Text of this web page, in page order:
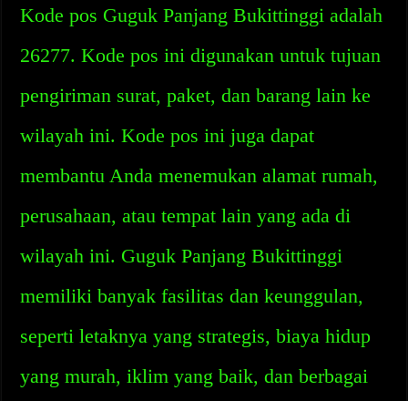
Kode pos Guguk Panjang Bukittinggi adalah
26277. Kode pos ini digunakan untuk tujuan
pengiriman surat, paket, dan barang lain ke
wilayah ini. Kode pos ini juga dapat
membantu Anda menemukan alamat rumah,
perusahaan, atau tempat lain yang ada di
wilayah ini. Guguk Panjang Bukittinggi
memiliki banyak fasilitas dan keunggulan,
seperti letaknya yang strategis, biaya hidup
yang murah, iklim yang baik, dan berbagai